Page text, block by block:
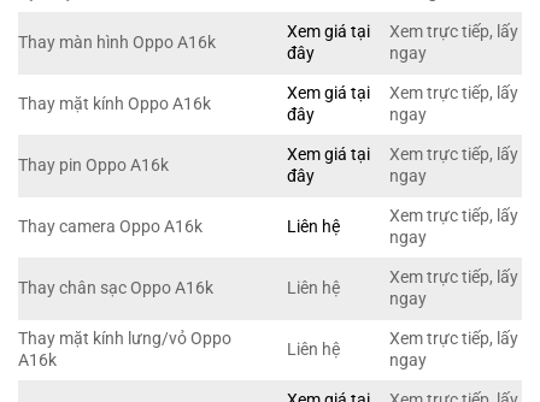
Thay màn hình Oppo A16k
Xem giá tại
đây
Xem trực tiếp, lấy
ngay
Thay mặt kính Oppo A16k
Xem giá tại
đây
Xem trực tiếp, lấy
ngay
Thay pin Oppo A16k
Xem giá tại
đây
Xem trực tiếp, lấy
ngay
Thay camera Oppo A16k Liên hệ
Xem trực tiếp, lấy
ngay
Thay chân sạc Oppo A16k Liên hệ
Xem trực tiếp, lấy
ngay
Thay mặt kính lưng/vỏ Oppo
A16k
Liên hệ
Xem trực tiếp, lấy
ngay